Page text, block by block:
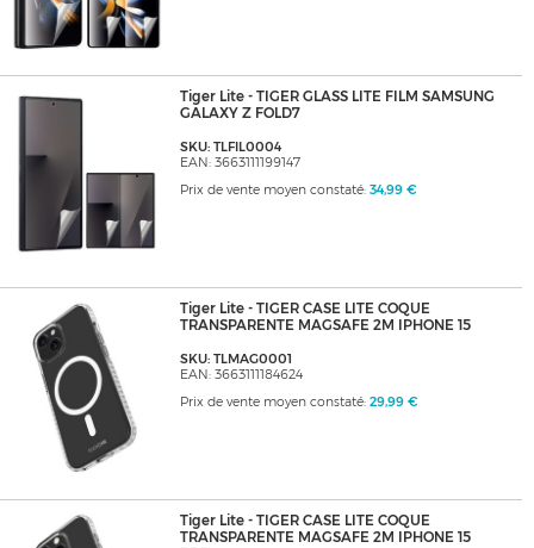
Tiger Lite - TIGER GLASS LITE FILM SAMSUNG
GALAXY Z FOLD7
SKU: TLFIL0004
EAN: 3663111199147
Prix de vente moyen constaté: 34,99 €
Tiger Lite - TIGER CASE LITE COQUE
TRANSPARENTE MAGSAFE 2M IPHONE 15
SKU: TLMAG0001
EAN: 3663111184624
Prix de vente moyen constaté: 29,99 €
Tiger Lite - TIGER CASE LITE COQUE
TRANSPARENTE MAGSAFE 2M IPHONE 15